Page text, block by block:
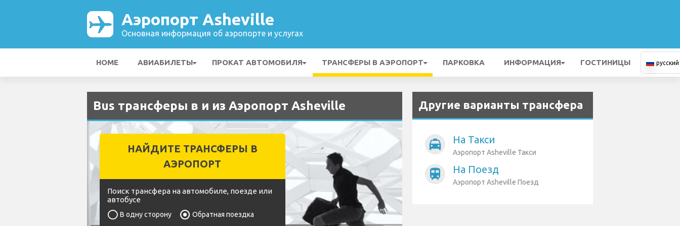
Аэропорт Asheville
Основная информация об аэропорте и услугах
HOME АВИАБИЛЕТЫ ПРОКАТ АВТОМОБИЛЯ ТРАНСФЕРЫ В АЭРОПОРТ ПАРКОВКА ИНФОРМАЦИЯ ГОСТИНИЦЫ русский
Bus трансферы в и из Аэропорт Asheville
НАЙДИТЕ ТРАНСФЕРЫ В
АЭРОПОРТ
Поиск трансфера на автомобиле, поезде или
автобусе
В одну сторону Обратная поездка
Другие варианты трансфера
local_taxi На Такси
Аэропорт Asheville Такси
train На Поезд
Аэропорт Asheville Поезд